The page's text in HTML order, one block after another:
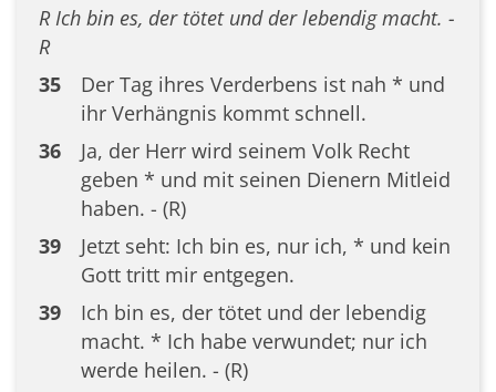
R Ich bin es, der tötet und der lebendig macht. -
R
35
Der Tag ihres Verderbens ist nah * und
ihr Verhängnis kommt schnell.
36
Ja, der Herr wird seinem Volk Recht
geben * und mit seinen Dienern Mitleid
haben. - (R)
39
Jetzt seht: Ich bin es, nur ich, * und kein
Gott tritt mir entgegen.
39
Ich bin es, der tötet und der lebendig
macht. * Ich habe verwundet; nur ich
werde heilen. - (R)